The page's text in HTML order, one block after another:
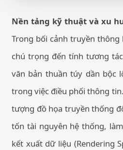
Nền tảng kỹ thuật và xu
Trong bối cảnh truyền thông
chú trọng đến tính tương
văn bản thuần túy dần bộc
trong việc điều phối thông
tượng đồ họa truyền thống
tốn tài nguyên hệ thống,
kết xuất dữ liệu (Rendering